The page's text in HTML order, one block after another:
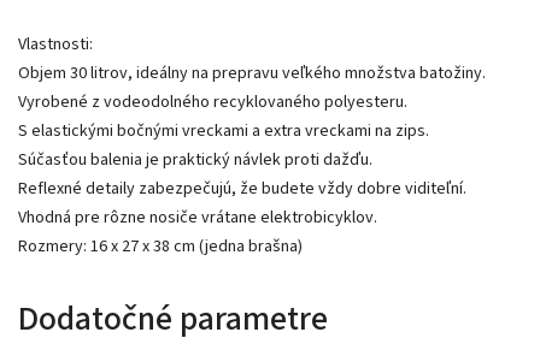
Vlastnosti:
Objem 30 litrov, ideálny na prepravu veľkého množstva batožiny.
Vyrobené z vodeodolného recyklovaného polyesteru.
S elastickými bočnými vreckami a extra vreckami na zips.
Súčasťou balenia je praktický návlek proti dažďu.
Reflexné detaily zabezpečujú, že budete vždy dobre viditeľní.
Vhodná pre rôzne nosiče vrátane elektrobicyklov.
Rozmery: 16 x 27 x 38 cm (jedna brašna)
Dodatočné parametre